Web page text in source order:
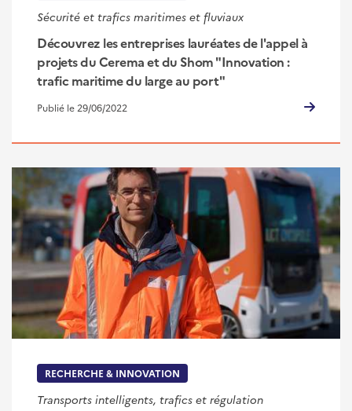
Sécurité et trafics maritimes et fluviaux
Découvrez les entreprises lauréates de l'appel à
projets du Cerema et du Shom "Innovation :
trafic maritime du large au port"
Publié le 29/06/2022
RECHERCHE & INNOVATION
Transports intelligents, trafics et régulation